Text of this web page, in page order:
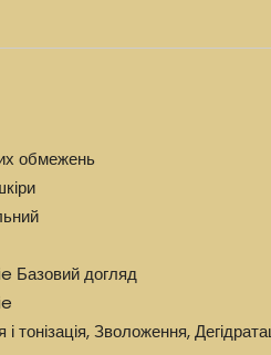
обмежень
Базовий догляд
тонізація,Зволоження,